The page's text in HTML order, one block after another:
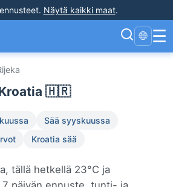
. Näytä kaikki maat.
🌐 ☰
Kroatia 🇭🇷
Sää syyskuussa
Kroatia sää
tällä hetkellä 23°C ja